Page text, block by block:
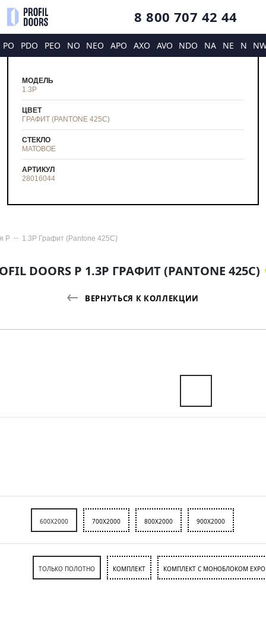
8 800 707 42 44
PO PDO PEO NO NEO APO AXO AVO NDO NA NE N
МОДЕЛЬ
1.3P
ЦВЕТ
ГРАФИТ (PANTONE 425С)
СТЕКЛО
МАТОВОЕ
АРТИКУЛ
28016044
P 1.3P Графит (Pantone 425С)
DOORS P 1.3P ГРАФИТ (PANTONE 425С)
ВЕРНУТЬСЯ К КОЛЛЕКЦИИ
600X2000 700X2000 800X2000 900X2000
ТОЛЬКО ПОЛОТНО КОМПЛЕКТ КОМПЛЕКТ С МОНОБЛОКОМ